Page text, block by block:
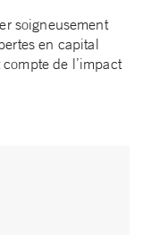
soigneusement
en capital
de l’impact